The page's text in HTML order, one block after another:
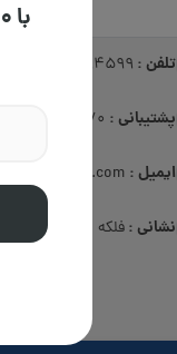
تلفن : 02191094599
پشتیبانی :
ایمیل :
نشانی :فلکه اول صادقیه،
با ۲۰۰ تومان تخفیف اولین اقامتگاهت و رزرو کن